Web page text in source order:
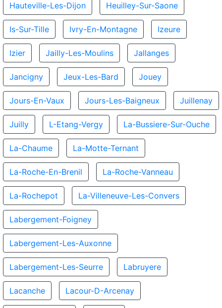
Hauteville-Les-Dijon Heuilley-Sur-Saone
Is-Sur-Tille Ivry-En-Montagne Izeure
Izier Jailly-Les-Moulins Jallanges
Jancigny Jeux-Les-Bard Jouey
Jours-En-Vaux Jours-Les-Baigneux Juillenay
Juilly L-Etang-Vergy La-Bussiere-Sur-Ouche
La-Chaume La-Motte-Ternant
La-Roche-En-Brenil La-Roche-Vanneau
La-Rochepot La-Villeneuve-Les-Convers
Labergement-Foigney
Labergement-Les-Auxonne
Labergement-Les-Seurre Labruyere
Lacanche Lacour-D-Arcenay